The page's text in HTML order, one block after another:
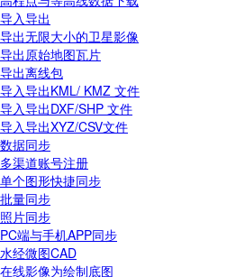
导入导出
导出无限大小的卫星影像
导出原始地图瓦片
导出离线包
导入导出KML/ KMZ 文件
导入导出DXF/SHP 文件
导入导出XYZ/CSV文件
数据同步
多渠道账号注册
单个图形快捷同步
批量同步
照片同步
PC端与手机APP同步
水经微图CAD
在线影像为绘制底图